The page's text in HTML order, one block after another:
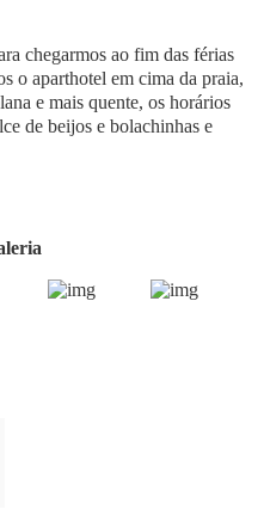
chegarmos ao fim das férias
o aparthotel em cima da praia,
e mais quente, os horários
de beijos e bolachinhas e